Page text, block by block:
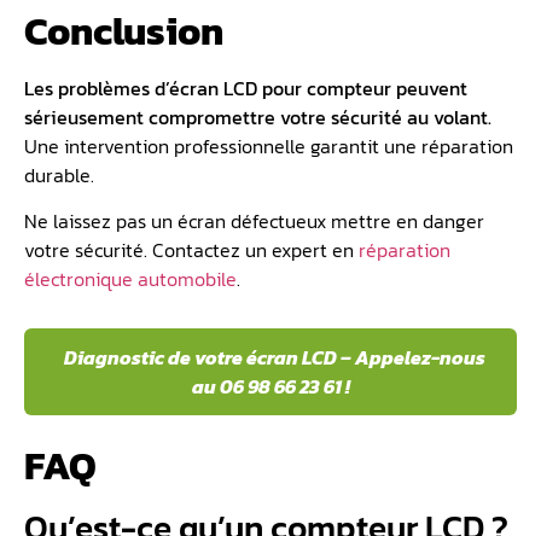
Conclusion
Les problèmes d’écran LCD pour compteur peuvent
sérieusement compromettre votre sécurité au volant.
Une intervention professionnelle garantit une réparation
durable.
Ne laissez pas un écran défectueux mettre en danger
votre sécurité. Contactez un expert en réparation
électronique automobile.
Diagnostic de votre écran LCD – Appelez-nous
au 06 98 66 23 61 !
FAQ